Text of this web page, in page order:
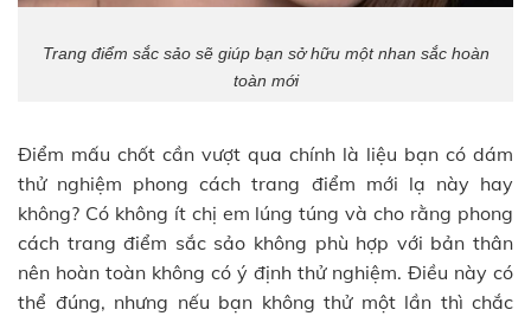
Trang điểm sắc sảo sẽ giúp bạn sở hữu một nhan sắc hoàn
toàn mới
Điểm mấu chốt cần vượt qua chính là liệu bạn có dám
thử nghiệm phong cách trang điểm mới lạ này hay
không? Có không ít chị em lúng túng và cho rằng phong
cách trang điểm sắc sảo không phù hợp với bản thân
nên hoàn toàn không có ý định thử nghiệm. Điều này có
thể đúng, nhưng nếu bạn không thử một lần thì chắc